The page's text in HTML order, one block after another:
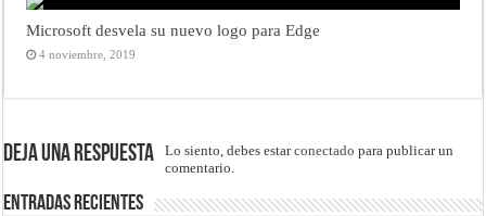
Microsoft desvela su nuevo logo para Edge
4 noviembre, 2019
Deja una respuesta Lo siento, debes estarconectado para publicar un
comentario.
Entradas recientes